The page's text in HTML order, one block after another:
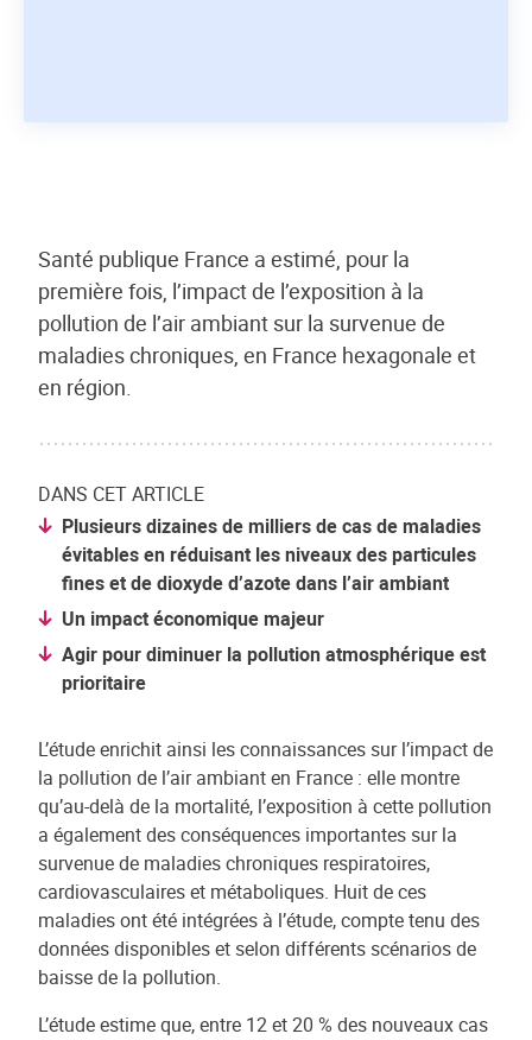
Santé publique France a estimé, pour la
première fois, l’impact de l’exposition à la
pollution de l’air ambiant sur la survenue de
maladies chroniques, en France hexagonale et
en région.
DANS CET ARTICLE
Plusieurs dizaines de milliers de cas de maladies
évitables en réduisant les niveaux des particules
fines et de dioxyde d’azote dans l’air ambiant
Un impact économique majeur
Agir pour diminuer la pollution atmosphérique est
prioritaire
L’étude enrichit ainsi les connaissances sur l’impact de
la pollution de l’air ambiant en France : elle montre
qu’au-delà de la mortalité, l’exposition à cette pollution
a également des conséquences importantes sur la
survenue de maladies chroniques respiratoires,
cardiovasculaires et métaboliques. Huit de ces
maladies ont été intégrées à l’étude, compte tenu des
données disponibles et selon différents scénarios de
baisse de la pollution.
L’étude estime que, entre 12 et 20 % des nouveaux cas